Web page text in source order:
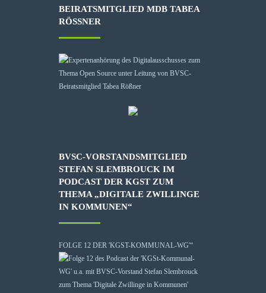
BEIRATSMITGLIED MDB TABEA
RÖSSNER
BVSC-VORSTANDSMITGLIED
STEFAN SLEMBROUCK IM
PODCAST DER KGST ZUM
THEMA „DIGITALE ZWILLINGE
IN KOMMUNEN“
FOLGE 12 DER 'KGST-KOMMUNAL-WG'“